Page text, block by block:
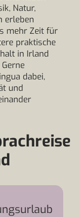
Natur,
erleben
mehr Zeit für
praktische
in Irland
Gerne
dabei,
und